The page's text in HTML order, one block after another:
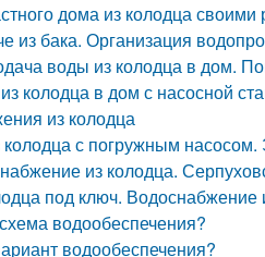
дома из колодца
из бака. Организация
воды из колодца в дом.
колодца в дом с насосной
из колодца
с погружным
из колодца.
под ключ. Водоснабжение
водообеспечения?
водообеспечения?